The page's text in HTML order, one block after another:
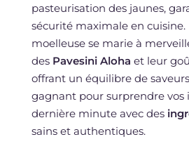
pasteurisation des jaunes,
sécurité maximale en cuisine.
moelleuse se marie à
des Pavesini Aloha et leur
offrant un équilibre de
gagnant pour surprendre vos
dernière minute avec des
sains et authentiques.